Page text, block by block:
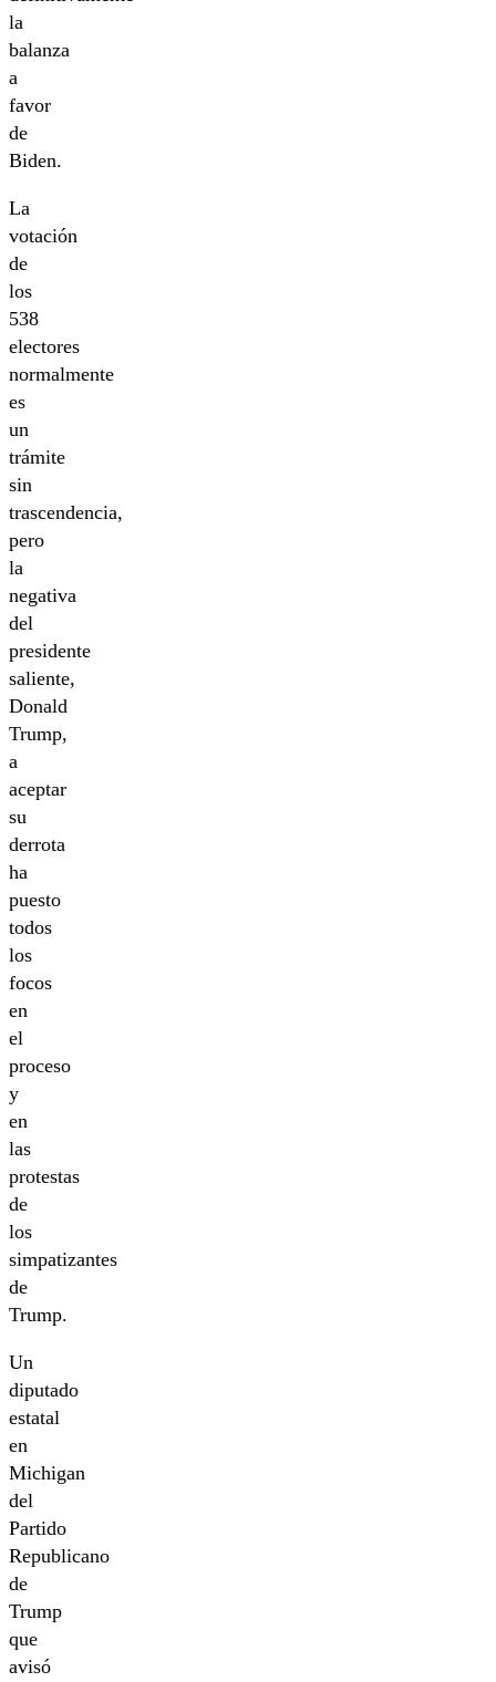
la
balanza
a
favor
de
Biden.
La
votación
de
los
538
electores
normalmente
es
un
trámite
sin
trascendencia,
pero
la
negativa
del
presidente
saliente,
Donald
Trump,
a
aceptar
su
derrota
ha
puesto
todos
los
focos
en
el
proceso
y
en
las
protestas
de
los
simpatizantes
de
Trump.
Un
diputado
estatal
en
Michigan
del
Partido
Republicano
de
Trump
que
avisó